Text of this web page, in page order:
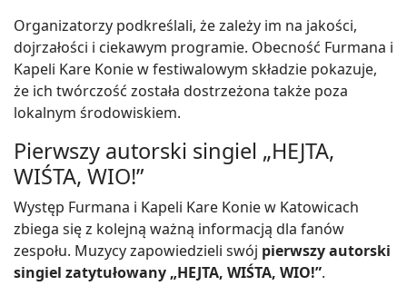
Organizatorzy podkreślali, że zależy im na jakości,
dojrzałości i ciekawym programie. Obecność Furmana i
Kapeli Kare Konie w festiwalowym składzie pokazuje,
że ich twórczość została dostrzeżona także poza
lokalnym środowiskiem.
Pierwszy autorski singiel „HEJTA,
WIŚTA, WIO!”
Występ Furmana i Kapeli Kare Konie w Katowicach
zbiega się z kolejną ważną informacją dla fanów
zespołu. Muzycy zapowiedzieli swój pierwszy autorski
singiel zatytułowany „HEJTA, WIŚTA, WIO!”.